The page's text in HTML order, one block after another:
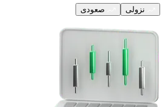
نزولی صعودی